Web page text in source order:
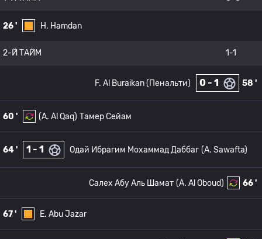
26 ' H. Hamdan
2-Й ТАЙМ 1-1
58 '
0 - 1
F. Al Buraikan (Пенальти)
60 ' (A. Al Qaq) Тамер Сейам
64 ' 1 - 1 Одай Ибрагим Мохаммад Даббаг (A. Sawafta)
66 '
(A. Al Oboud)
Салех Абу Аль Шамат
67 ' E. Abu Jazar